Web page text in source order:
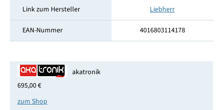
Link zum Hersteller Liebherr
EAN-Nummer 4016803114178
akatronik
695,00 €
zum Shop